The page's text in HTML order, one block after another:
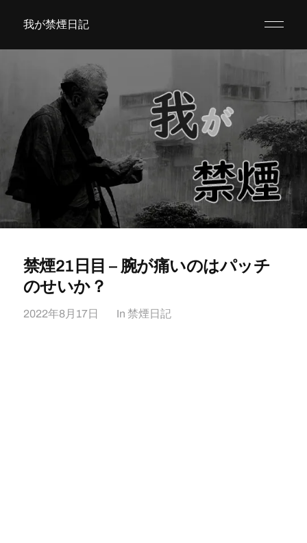
我が禁煙日記
禁煙21日目 – 腕が痛いのはパッチ
のせいか？
2022年8月17日 In 禁煙日記